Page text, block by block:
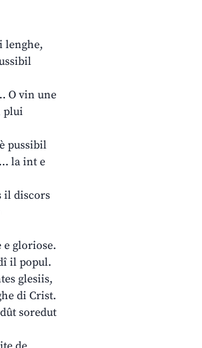
lenghe,
O vin une
plui
pussibil
la int e
il discors
e gloriose.
il popul.
glesiis,
di Crist.
soredut